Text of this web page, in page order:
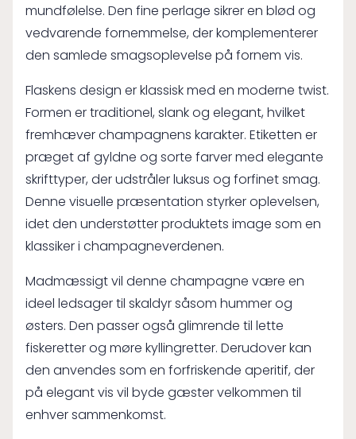
mundfølelse. Den fine perlage sikrer en blød og
vedvarende fornemmelse, der komplementerer
den samlede smagsoplevelse på fornem vis.
Flaskens design er klassisk med en moderne twist.
Formen er traditionel, slank og elegant, hvilket
fremhæver champagnens karakter. Etiketten er
præget af gyldne og sorte farver med elegante
skrifttyper, der udstråler luksus og forfinet smag.
Denne visuelle præsentation styrker oplevelsen,
idet den understøtter produktets image som en
klassiker i champagneverdenen.
Madmæssigt vil denne champagne være en
ideel ledsager til skaldyr såsom hummer og
østers. Den passer også glimrende til lette
fiskeretter og møre kyllingretter. Derudover kan
den anvendes som en forfriskende aperitif, der
på elegant vis vil byde gæster velkommen til
enhver sammenkomst.